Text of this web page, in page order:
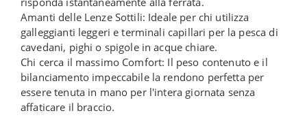
Amanti delle Lenze Sottili: Ideale per chi utilizza
galleggianti leggeri e terminali capillari per la pesca di
cavedani, pighi o spigole in acque chiare.
Chi cerca il massimo Comfort: Il peso contenuto e il
bilanciamento impeccabile la rendono perfetta per
essere tenuta in mano per l'intera giornata senza
affaticare il braccio.